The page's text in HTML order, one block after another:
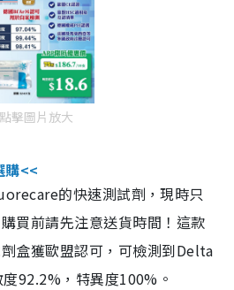
點擊圖片放大
購<<
的快速測試劑，現時只
買前請先注意送貨時間！這款
盒獲歐盟認可，可檢測到Delta
92.2%，特異度100%。